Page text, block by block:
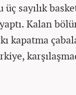
üç sayılık
Kalan
kapatma